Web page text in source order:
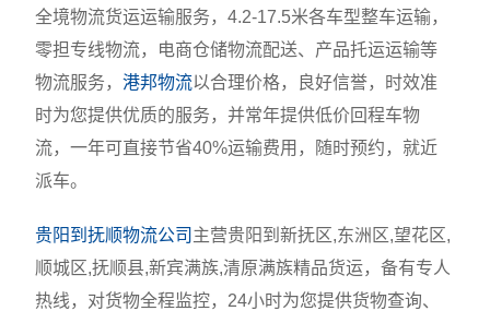
全境物流货运运输服务，4.2-17.5米各车型整车运输，
零担专线物流，电商仓储物流配送、产品托运运输等
物流服务，港邦物流以合理价格，良好信誉，时效准
时为您提供优质的服务，并常年提供低价回程车物
流，一年可直接节省40%运输费用，随时预约，就近
派车。
贵阳到抚顺物流公司 主营贵阳到新抚区,东洲区,望花区,
顺城区,抚顺县,新宾满族,清原满族精品货运，备有专人
热线，对货物全程监控，24小时为您提供货物查询、